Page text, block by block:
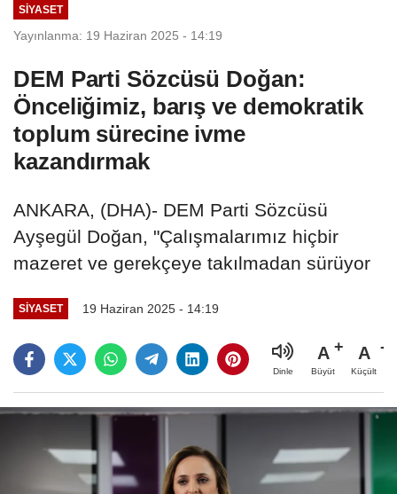
SIYASET
Yayınlanma: 19 Haziran 2025 - 14:19
DEM Parti Sözcüsü Doğan:
Önceliğimiz, barış ve demokratik
toplum sürecine ivme
kazandırmak
ANKARA, (DHA)- DEM Parti Sözcüsü
Ayşegül Doğan, "Çalışmalarımız hiçbir
mazeret ve gerekçeye takılmadan sürüyor
SIYASET 19 Haziran 2025 - 14:19
Dinle
A
Büyüt
A
Küçült